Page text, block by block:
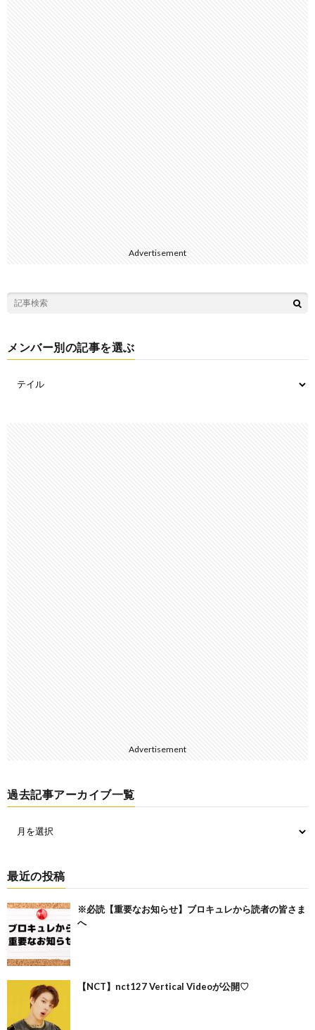
Advertisement
メンバー別の記事を選ぶ
Advertisement
過去記事アーカイブ一覧
最近の投稿
※必読【重要なお知らせ】ブロキュレから読者の皆さま
へ
【NCT】nct127 Vertical Videoが公開♡